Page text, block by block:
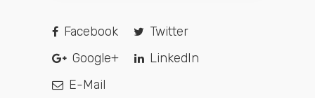
Facebook
Twitter
Google+
LinkedIn
E-Mail